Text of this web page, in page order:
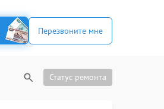
Перезвоните мне
Статус ремонта